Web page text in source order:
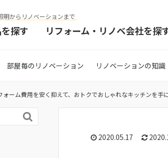
明からリノベーションまで
探す リフォーム・リノベ会社を探
部屋毎のリノベーション リノベーションの知識
ォーム費用を安く抑えて、おトクでおしゃれなキッチンを手
2020.05.17
